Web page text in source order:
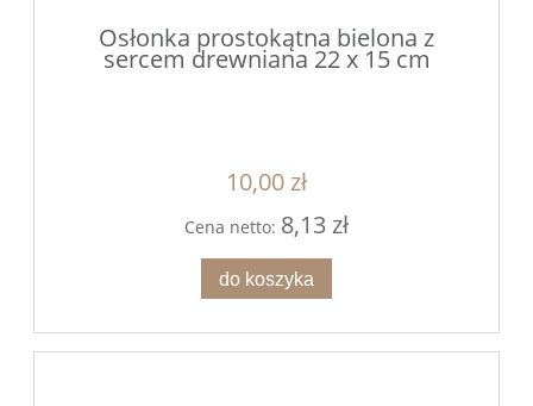
Osłonka prostokątna bielona z
sercem drewniana 22 x 15 cm
10,00 zł
Cena netto: 8,13 zł
do koszyka